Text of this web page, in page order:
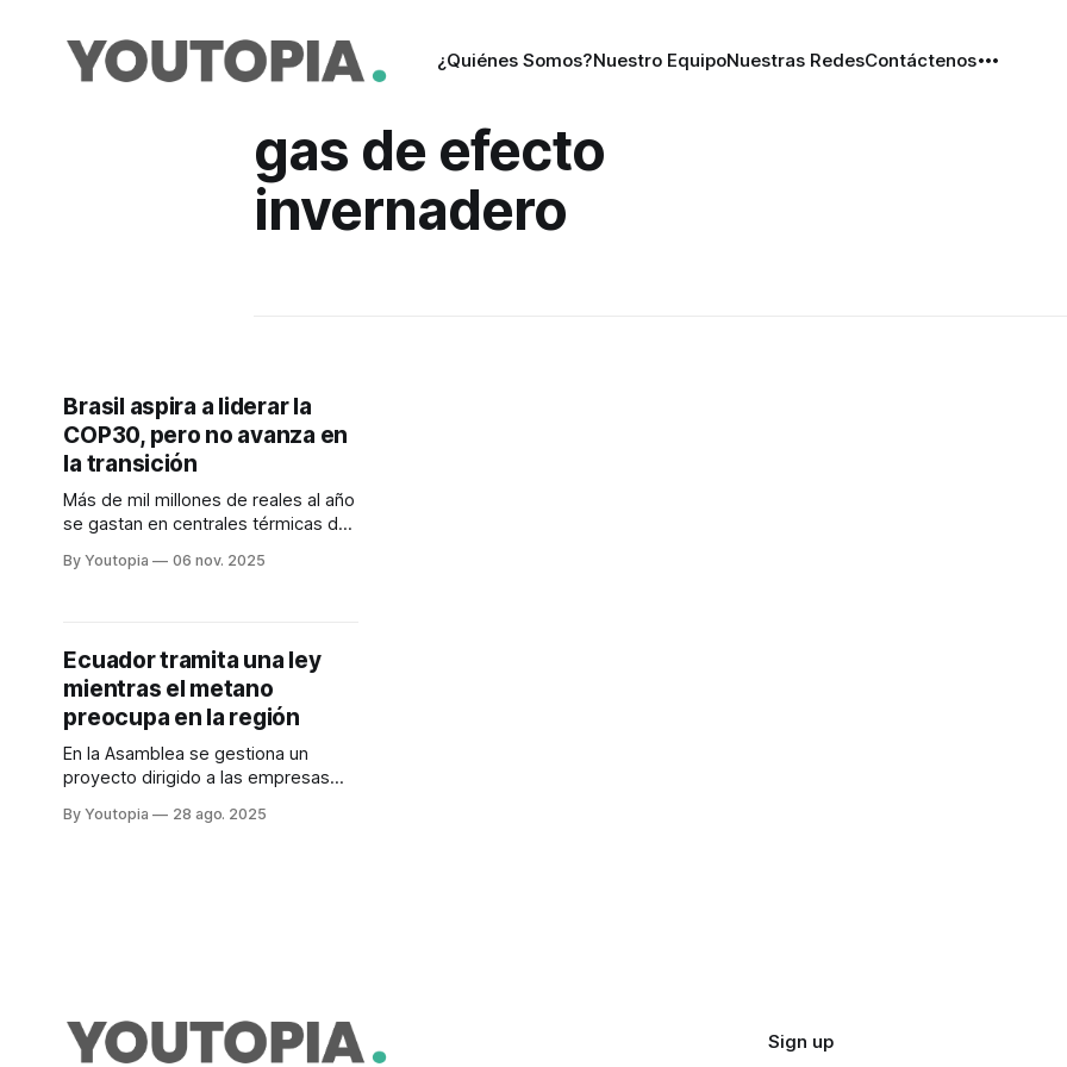
¿Quiénes Somos?Nuestro EquipoNuestras RedesContáctenos
gas de efecto
invernadero
Brasil aspira a liderar la
COP30, pero no avanza en
la transición
Más de mil millones de reales al año
se gastan en centrales térmicas del
energética están en sus inicios. La
By Youtopia 06 nov. 2025
Ecuador tramita una ley
mientras el metano
preocupa en la región
En la Asamblea se gestiona un
proyecto dirigido a las empresas
sanciones. América Latina aún tiene
By Youtopia 28 ago. 2025
Sign up